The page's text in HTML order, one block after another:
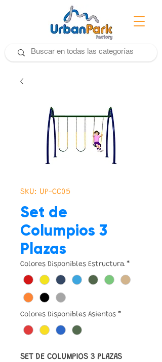
SKU: UP-CC05
Set de
Columpios 3
Plazas
Colores Disponibles Estructura *
Colores Disponibles Asientos *
SET DE COLUMPIOS 3 PLAZAS